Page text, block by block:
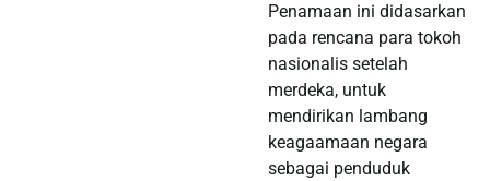
Penamaan ini didasarkan
pada rencana para tokoh
nasionalis setelah
merdeka, untuk
mendirikan lambang
keagaamaan negara
sebagai penduduk